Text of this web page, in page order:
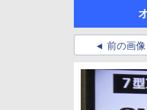
前の画像